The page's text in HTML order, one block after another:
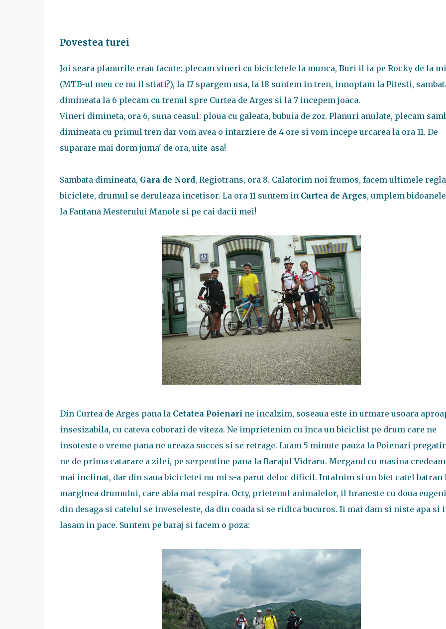
Povestea turei
Joi seara planurile erau facute: plecam vineri cu bicicletele la munca, Buri il ia pe Rocky de la
(MTB-ul meu ce nu il stiati?), la 17 spargem usa, la 18 suntem in tren, innoptam la Pitesti,
dimineata la 6 plecam cu trenul spre Curtea de Arges si la 7 incepem joaca.
Vineri dimineta, ora 6, suna ceasul: ploua cu galeata, bubuia de zor. Planuri anulate, plecam
dimineata cu primul tren dar vom avea o intarziere de 4 ore si vom incepe urcarea la ora 11. De
suparare mai dorm juma' de ora, uite-asa!
Sambata dimineata, Gara de Nord, Regiotrans, ora 8. Calatorim noi frumos, facem ultimele
biciclete, drumul se deruleaza incetisor. La ora 11 suntem in Curtea de Arges, umplem
la Fantana Mesterului Manole si pe cai dacii mei!
Din Curtea de Arges pana la Cetatea Poienari ne incalzim, soseaua este in urmare usoara
insesizabila, cu cateva coborari de viteza. Ne imprietenim cu inca un biciclist pe drum care ne
insoteste o vreme pana ne ureaza succes si se retrage. Luam 5 minute pauza la Poienari
ne de prima catarare a zilei, pe serpentine pana la Barajul Vidraru. Mergand cu masina credeam
mai inclinat, dar din saua bicicletei nu mi s-a parut deloc dificil. Intalnim si un biet catel batran
marginea drumului, care abia mai respira. Octy, prietenul animalelor, il hraneste cu doua
din desaga si catelul se inveseleste, da din coada si se ridica bucuros. Ii mai dam si niste apa si
lasam in pace. Suntem pe baraj si facem o poza: